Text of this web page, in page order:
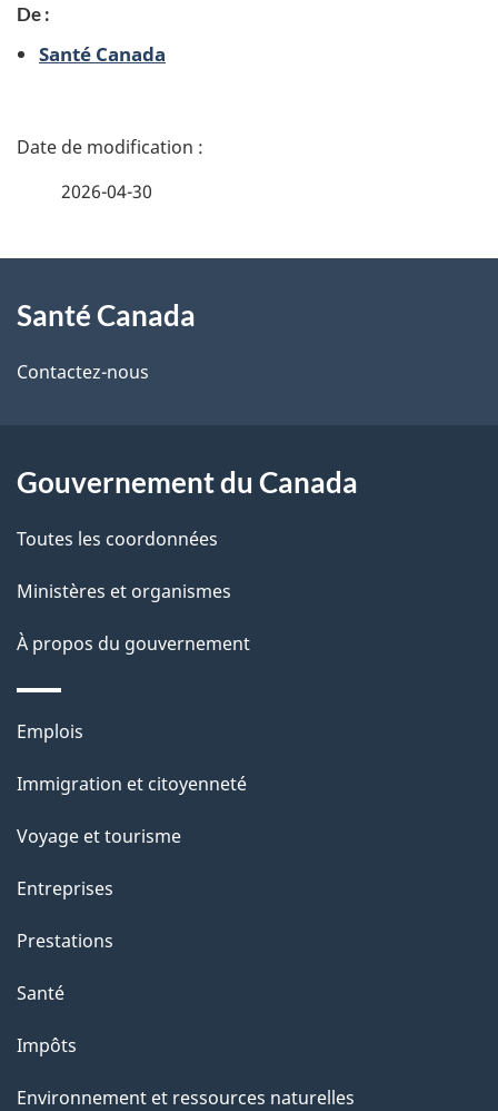
De :
Santé Canada
D
i
l
d
e
p
a
2026-04-30
propos
de
site
Santé Canada
Contactez-nous
Gouvernement du Canada
Toutes les coordonnées
Ministères et organismes
À propos du gouvernement
Thèmes
sujets
Emplois
Immigration et citoyenneté
Voyage et tourisme
Entreprises
Prestations
Santé
Impôts
Environnement et ressources naturelles